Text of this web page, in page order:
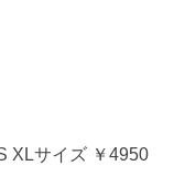
XLサイズ ￥4950